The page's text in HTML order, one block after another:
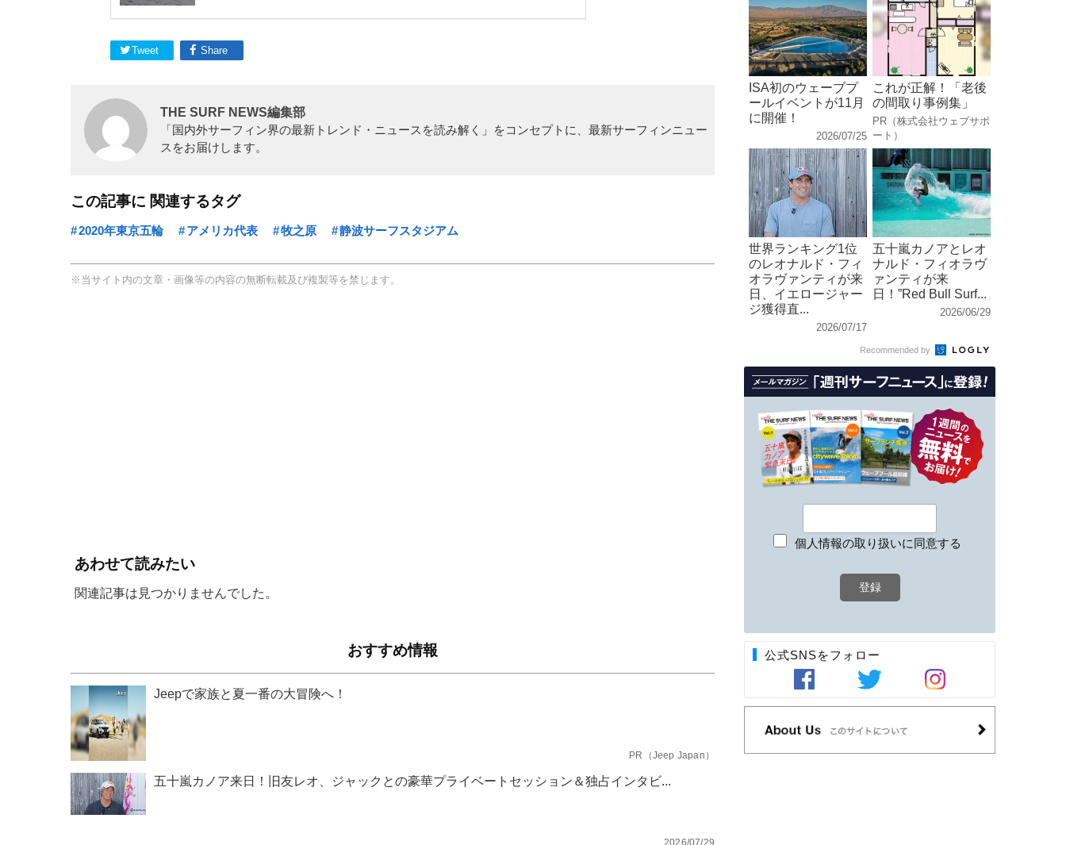
Tweet Share
THE SURF NEWS編集部
「国内外サーフィン界の最新トレンド・ニュースを読み解く」をコンセプトに、最新サーフィンニュー
スをお届けします。
この記事に 関連するタグ
2020年東京五輪 アメリカ代表 牧之原 静波サーフスタジアム
※当サイト内の文章・画像等の内容の無断転載及び複製等を禁じます。
あわせて読みたい
関連記事は見つかりませんでした。
おすすめ情報
Jeepで家族と夏一番の大冒険へ！
PR（Jeep Japan）
五十嵐カノア来日！旧友レオ、ジャックとの豪華プライベートセッション＆独占インタビ...
2026/07/29
ISA初のウェーブプ
ールイベントが11月
に開催！
2026/07/25
これが正解！「老後
の間取り事例集」
PR（株式会社ウェブサポ
ート）
世界ランキング1位
のレオナルド・フィ
オラヴァンティが来
日、イエロージャー
ジ獲得直...
2026/07/17
五十嵐カノアとレオ
ナルド・フィオラヴ
ァンティが来
日！”Red Bull Surf...
2026/06/29
Recommended by
個人情報の取り扱いに同意する
公式SNSをフォロー